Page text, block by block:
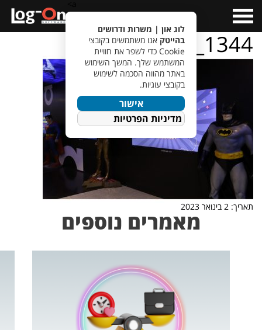
Menu
IMG_1344
תאריך: 2 בינואר 2023
מאמרים נוספים
לוג און | משרות ודרושים
בהייטק אנו משתמשים בקובצי
Cookie כדי לשפר את חוויית
המשתמש שלך. המשך השימוש
באתר מהווה הסכמה לשימוש
בקובצי עוגיות.
אישור
מדיניות הפרטיות